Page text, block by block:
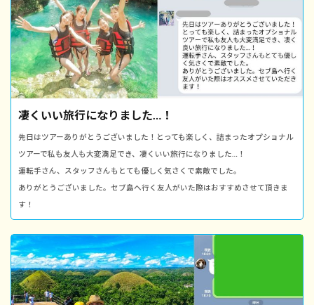
凄くいい旅行になりました…！
先日はツアーありがとうございました！とっても楽しく、詰まったオプショナル
ツアーで私も友人も大変満足でき、凄くいい旅行になりました…！
運転手さん、スタッフさんもとても優しく気さくで素敵でした。
ありがとうございました。セブ島へ行く友人がいた際はおすすめさせて頂きま
す！